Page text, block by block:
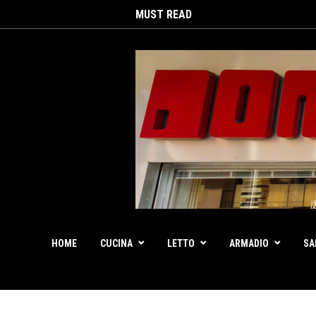
MUST READ
HOME CUCINA LETTO ARMADIO